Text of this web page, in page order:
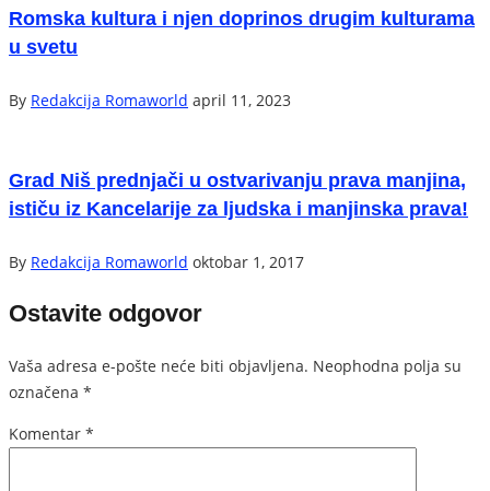
Romska kultura i njen doprinos drugim kulturama
u svetu
By Redakcija Romaworld april 11, 2023
Grad Niš prednjači u ostvarivanju prava manjina,
ističu iz Kancelarije za ljudska i manjinska prava!
By Redakcija Romaworld oktobar 1, 2017
Ostavite odgovor
Vaša adresa e-pošte neće biti objavljena. Neophodna polja su
označena *
Komentar *